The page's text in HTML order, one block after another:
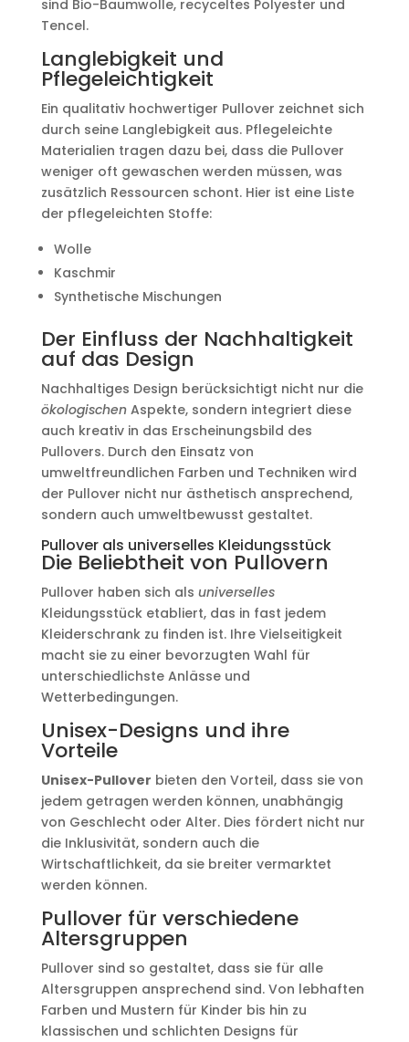
sind Bio-Baumwolle, recyceltes Polyester und
Tencel.
Langlebigkeit und
Pflegeleichtigkeit
Ein qualitativ hochwertiger Pullover zeichnet sich
durch seine Langlebigkeit aus. Pflegeleichte
Materialien tragen dazu bei, dass die Pullover
weniger oft gewaschen werden müssen, was
zusätzlich Ressourcen schont. Hier ist eine Liste
der pflegeleichten Stoffe:
Wolle
Kaschmir
Synthetische Mischungen
Der Einfluss der Nachhaltigkeit
auf das Design
Nachhaltiges Design berücksichtigt nicht nur die
ökologischenAspekte, sondern integriert diese
auch kreativ in das Erscheinungsbild des
Pullovers. Durch den Einsatz von
umweltfreundlichen Farben und Techniken wird
der Pullover nicht nur ästhetisch ansprechend,
sondern auch umweltbewusst gestaltet.
Pullover als universelles Kleidungsstück
Die Beliebtheit von Pullovern
Pullover haben sich als universelles
Kleidungsstück etabliert, das in fast jedem
Kleiderschrank zu finden ist. Ihre Vielseitigkeit
macht sie zu einer bevorzugten Wahl für
unterschiedlichste Anlässe und
Wetterbedingungen.
Unisex-Designs und ihre
Vorteile
Unisex-Pullover bieten den Vorteil, dass sie von
jedem getragen werden können, unabhängig
von Geschlecht oder Alter. Dies fördert nicht nur
die Inklusivität, sondern auch die
Wirtschaftlichkeit, da sie breiter vermarktet
werden können.
Pullover für verschiedene
Altersgruppen
Pullover sind so gestaltet, dass sie für alle
Altersgruppen ansprechend sind. Von lebhaften
Farben und Mustern für Kinder bis hin zu
klassischen und schlichten Designs für